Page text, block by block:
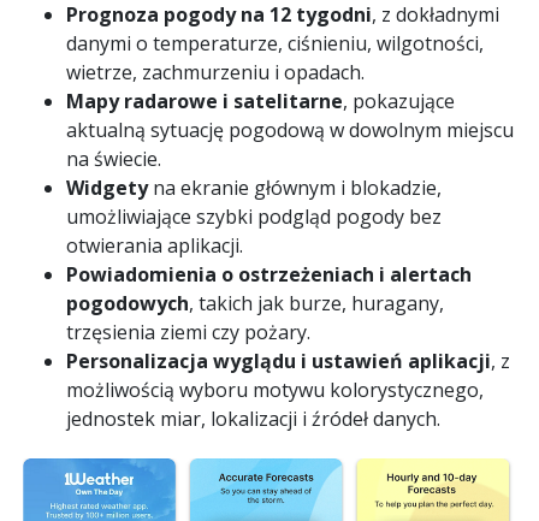
Prognoza pogody na 12 tygodni, z dokładnymi
danymi o temperaturze, ciśnieniu, wilgotności,
wietrze, zachmurzeniu i opadach.
Mapy radarowe i satelitarne, pokazujące
aktualną sytuację pogodową w dowolnym miejscu
na świecie.
Widgetyna ekranie głównym i blokadzie,
umożliwiające szybki podgląd pogody bez
otwierania aplikacji.
Powiadomienia o ostrzeżeniach i alertach
pogodowych, takich jak burze, huragany,
trzęsienia ziemi czy pożary.
Personalizacja wyglądu i ustawień aplikacji, z
możliwością wyboru motywu kolorystycznego,
jednostek miar, lokalizacji i źródeł danych.